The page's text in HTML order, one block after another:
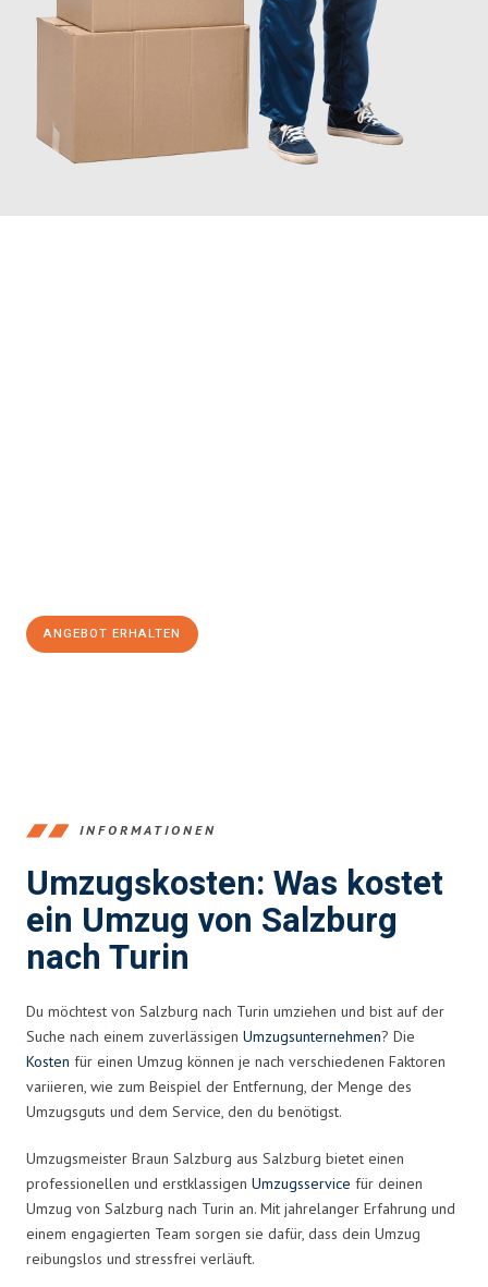
ANGEBOT ERHALTEN
INFORMATIONEN
Umzugskosten: Was kostet
ein Umzug von Salzburg
nach Turin
Du möchtest von Salzburg nach Turin umziehen und bist auf der
Suche nach einem zuverlässigen Umzugsunternehmen? Die
Kosten für einen Umzug können je nach verschiedenen Faktoren
variieren, wie zum Beispiel der Entfernung, der Menge des
Umzugsguts und dem Service, den du benötigst.
Umzugsmeister Braun Salzburg aus Salzburg bietet einen
professionellen und erstklassigen Umzugsservice für deinen
Umzug von Salzburg nach Turin an. Mit jahrelanger Erfahrung und
einem engagierten Team sorgen sie dafür, dass dein Umzug
reibungslos und stressfrei verläuft.